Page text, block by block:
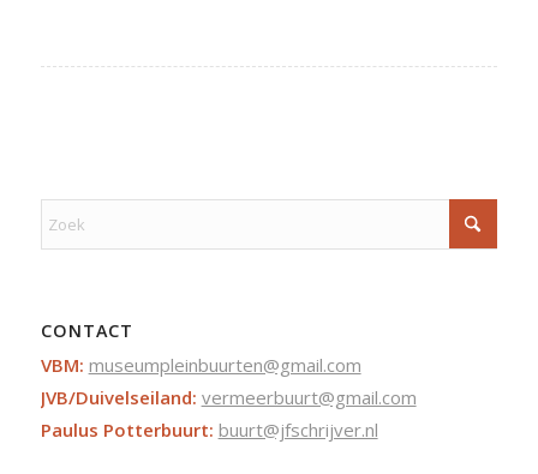
CONTACT
VBM: museumpleinbuurten@gmail.com
JVB/Duivelseiland: vermeerbuurt@gmail.com
Paulus Potterbuurt: buurt@jfschrijver.nl